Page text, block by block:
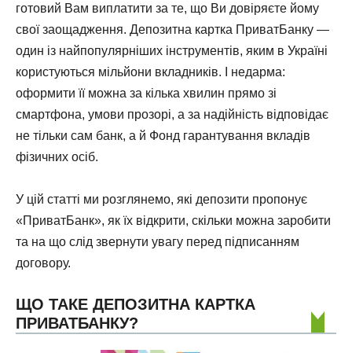
готовий Вам виплатити за те, що Ви довіряєте йому
свої заощадження. Депозитна картка ПриватБанку —
один із найпопулярніших інструментів, яким в Україні
користуються мільйони вкладників. І недарма:
оформити її можна за кілька хвилин прямо зі
смартфона, умови прозорі, а за надійність відповідає
не тільки сам банк, а й Фонд гарантування вкладів
фізичних осіб.
У цій статті ми розглянемо, які депозити пропонує
«ПриватБанк», як їх відкрити, скільки можна заробити
та на що слід звернути увагу перед підписанням
договору.
ЩО ТАКЕ ДЕПОЗИТНА КАРТКА
ПРИВАТБАНКУ?